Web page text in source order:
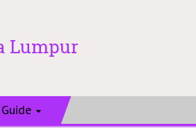
Lumpur
Guide